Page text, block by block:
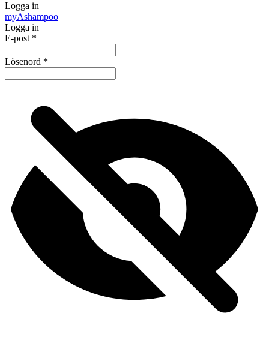
Logga in
myAshampoo
Logga in
E-post *
Lösenord *